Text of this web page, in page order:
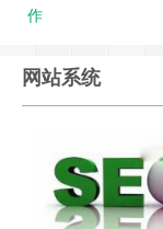
作
网站系统